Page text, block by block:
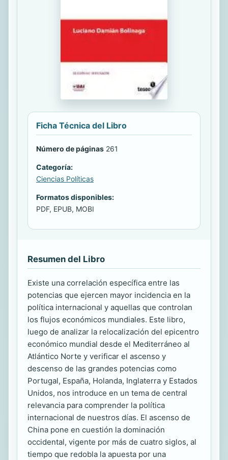
Ficha Técnica del Libro
Número de páginas 261
Categoría:
Ciencias Políticas
Formatos disponibles:
PDF, EPUB, MOBI
Resumen del Libro
Existe una correlación específica entre las
potencias que ejercen mayor incidencia en la
política internacional y aquellas que controlan
los flujos económicos mundiales. Este libro,
luego de analizar la relocalización del epicentro
económico mundial desde el Mediterráneo al
Atlántico Norte y verificar el ascenso y
descenso de las grandes potencias como
Portugal, España, Holanda, Inglaterra y Estados
Unidos, nos introduce en un tema de central
relevancia para comprender la política
internacional de nuestros días. El ascenso de
China pone en cuestión la dominación
occidental, vigente por más de cuatro siglos, al
tiempo que redobla la apuesta por una